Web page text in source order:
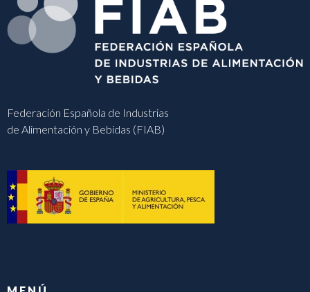
Federación Española de Industrias
de Alimentación y Bebidas (FIAB)